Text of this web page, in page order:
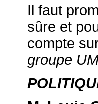
Il faut
sûre et
compte
groupe